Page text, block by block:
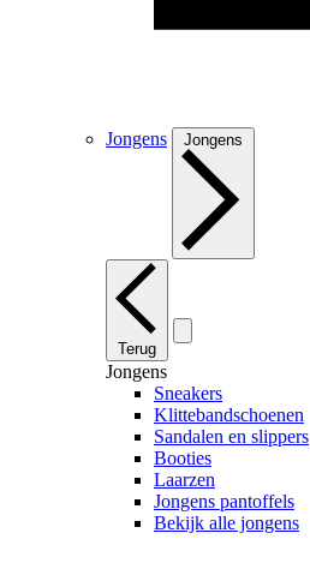
Jongens Jongens
Terug
Jongens
Sneakers
Klittebandschoenen
Sandalen en slippers
Booties
Laarzen
Jongens pantoffels
Bekijk alle jongens